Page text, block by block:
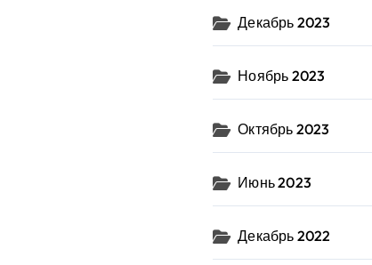
Декабрь 2023
Ноябрь 2023
Октябрь 2023
Июнь 2023
Декабрь 2022